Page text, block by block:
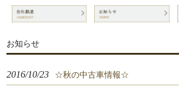
お知らせ
2016/10/23 ☆秋の中古車情報☆